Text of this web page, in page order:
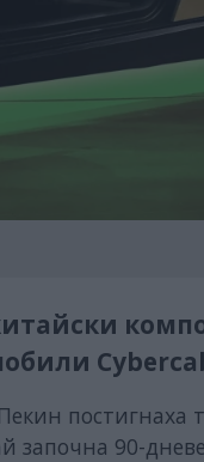
постигнаха
започна 90-